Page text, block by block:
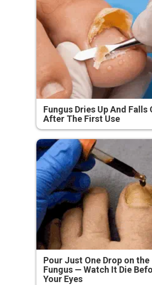
Fungus Dries Up And Falls
After The First Use
Pour Just One Drop on the
Fungus — Watch It Die
Your Eyes